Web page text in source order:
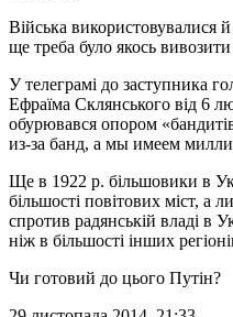
Війська використовувалися
ще треба було якось
У телеграмі до заступника
Ефраїма Склянського від 6
обурювався опором
из-за банд, а мы имеем
Ще в 1922 р. більшовики в
більшості повітових міст, а
спротив радянській владі в
ніж в більшості інших
Чи готовий до цього Путін?